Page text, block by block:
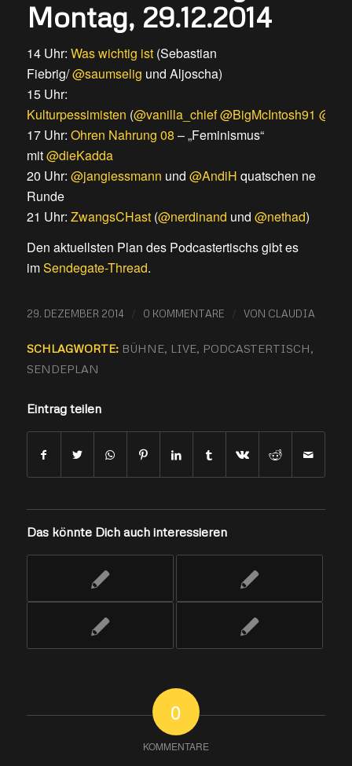
Montag, 29.12.2014
14 Uhr: Was wichtig ist(Sebastian
Fiebrig/@saumselig und Aljoscha)
15 Uhr:
Kulturpessimisten (@vanilla_chief@BigMcIntosh91
17 Uhr: Ohren Nahrung 08 – „Feminismus“
mit@dieKadda
20 Uhr: @jangiessmann und @AndiH quatschen ne
Runde
21 Uhr: ZwangsCHast(@nerdinand und @nethad)
Den aktuellsten Plan des Podcastertischs gibt es
imSendegate-Thread.
29. DEZEMBER 2014 / 0 KOMMENTARE / VON CLAUDIA
SCHLAGWORTE: BÜHNE, LIVE, PODCASTERTISCH,
SENDEPLAN
Eintrag teilen
Das könnte Dich auch interessieren
0
KOMMENTARE